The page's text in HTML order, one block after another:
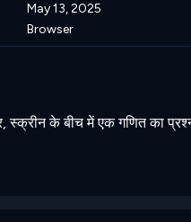
May 13, 2025
Browser
स्क्रीन के बीच में एक गणित का